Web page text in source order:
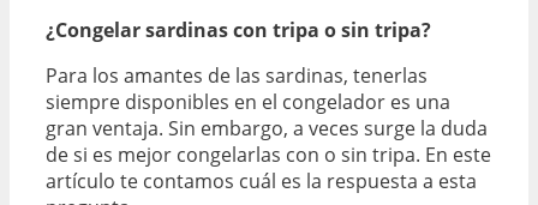
¿Congelar sardinas con tripa o sin tripa?
Para los amantes de las sardinas, tenerlas
siempre disponibles en el congelador es una
gran ventaja. Sin embargo, a veces surge la duda
de si es mejor congelarlas con o sin tripa. En este
artículo te contamos cuál es la respuesta a esta